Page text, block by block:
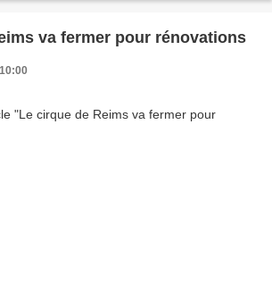
va fermer pour rénovations